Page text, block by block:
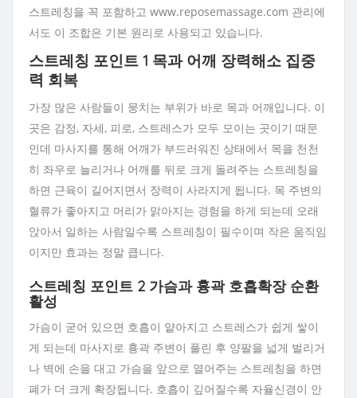
스트레칭을 꼭 포함하고 www.reposemassage.com 관리에
서도 이 조합은 기본 원리로 사용되고 있습니다.
스트레칭 포인트 1 목과 어깨 장력해소 집중
력 회복
가장 많은 사람들이 뭉치는 부위가 바로 목과 어깨입니다. 이
곳은 감정, 자세, 피로, 스트레스가 모두 모이는 곳이기 때문
인데 마사지를 통해 어깨가 부드러워진 상태에서 목을 천천
히 좌우로 늘리거나 어깨를 뒤로 크게 돌려주는 스트레칭을
하면 근육이 길어지면서 장력이 사라지게 됩니다. 목 주변의
혈류가 좋아지고 머리가 맑아지는 경험을 하게 되는데 오래
앉아서 일하는 사람일수록 스트레칭이 필수이며 작은 움직임
이지만 효과는 정말 큽니다.
스트레칭 포인트 2 가슴과 흉곽 호흡확장 순환
활성
가슴이 굳어 있으면 호흡이 얕아지고 스트레스가 쉽게 쌓이
게 되는데 마사지로 흉곽 주변이 풀린 후 양팔을 넓게 벌리거
나 벽에 손을 대고 가슴을 앞으로 열어주는 스트레칭을 하면
폐가 더 크게 확장됩니다. 호흡이 깊어질수록 자율신경이 안